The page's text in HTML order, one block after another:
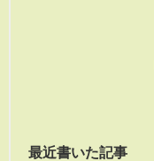
最近書いた記事